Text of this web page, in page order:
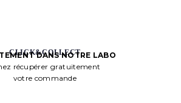
CLICK&COLLECT
DANS NOTRE LABO
récupérer gratuitement
votre commande